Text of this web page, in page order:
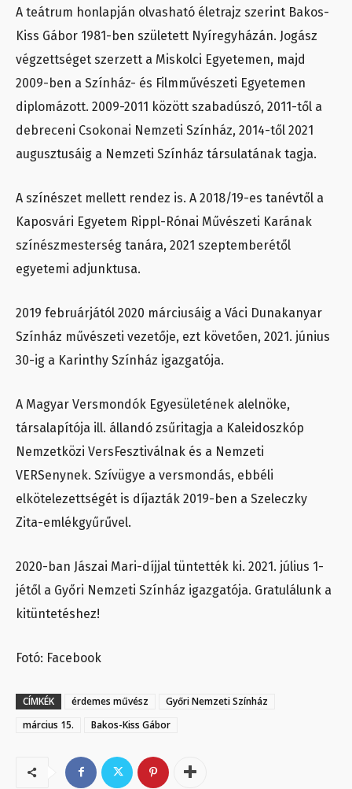
A teátrum honlapján olvasható életrajz szerint Bakos-
Kiss Gábor 1981-ben született Nyíregyházán. Jogász
végzettséget szerzett a Miskolci Egyetemen, majd
2009-ben a Színház- és Filmművészeti Egyetemen
diplomázott. 2009-2011 között szabadúszó, 2011-től a
debreceni Csokonai Nemzeti Színház, 2014-től 2021
augusztusáig a Nemzeti Színház társulatának tagja.
A színészet mellett rendez is. A 2018/19-es tanévtől a
Kaposvári Egyetem Rippl-Rónai Művészeti Karának
színészmesterség tanára, 2021 szeptemberétől
egyetemi adjunktusa.
2019 februárjától 2020 márciusáig a Váci Dunakanyar
Színház művészeti vezetője, ezt követően, 2021. június
30-ig a Karinthy Színház igazgatója.
A Magyar Versmondók Egyesületének alelnöke,
társalapítója ill. állandó zsűritagja a Kaleidoszkóp
Nemzetközi VersFesztiválnak és a Nemzeti
VERSenynek. Szívügye a versmondás, ebbéli
elkötelezettségét is díjazták 2019-ben a Szeleczky
Zita-emlékgyűrűvel.
2020-ban Jászai Mari-díjjal tüntették ki. 2021. július 1-
jétől a Győri Nemzeti Színház igazgatója. Gratulálunk a
kitüntetéshez!
Fotó: Facebook
CÍMKÉK érdemes művész
Győri Nemzeti Színház
március 15.
Bakos-Kiss Gábor